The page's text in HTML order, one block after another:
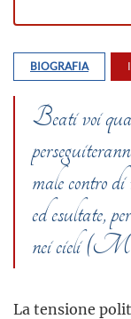
BIOGRAFIA
Beati voi
male contro
ed esultate,
nei cieli (Mt
La tensione